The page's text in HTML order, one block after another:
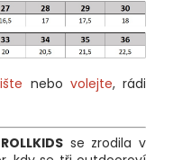
nebo volejte, rádi
se zrodila v